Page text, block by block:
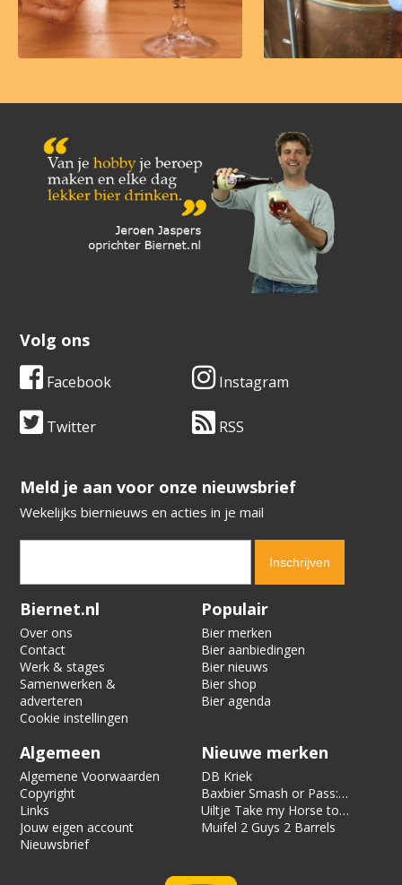
Volg ons
Facebook Instagram
Twitter RSS
​​​​​​​Meld je aan voor onze nieuwsbrief
Wekelijks biernieuws en acties in je mail
Verification code:
Biernet.nl
Over ons
Contact
Werk & stages
Samenwerken &
adverteren
Cookie instellingen
Populair
Bier merken
Bier aanbiedingen
Bier nieuws
Bier shop
Bier agenda
Algemeen
Algemene Voorwaarden
Copyright
Links
Jouw eigen account
Nieuwsbrief
Nieuwe merken
DB Kriek
Baxbier Smash or Pass:
Strata
Uiltje Take my Horse to
the Hotel Room
Muifel 2 Guys 2 Barrels